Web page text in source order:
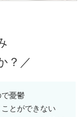
？／
憂鬱
とができない